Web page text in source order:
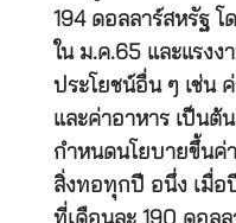
194 ดอลลาร์สหรัฐ โ
ใน ม.ค.65 และแรง
ประโยชน์อื่น ๆ เช่น
และค่าอาหาร เป็นต้
กำหนดนโยบายขึ้นค่
สิ่งทอทุกปี อนึ่ง เมื่อ